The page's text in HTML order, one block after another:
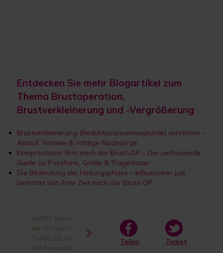
Entdecken Sie mehr Blogartikel zum
Thema Brustoperation,
Brustverkleinerung und -Vergrößerung
Brustverkleinerung (Reduktionsmammaplastik) verstehen –
Ablauf, Vorteile & richtige Nachsorge
Kompressions-BHs nach der Brust-OP - Der umfassende
Guide zu Passform, Größe & Tragedauer
Die Bedeutung der Heilungsphase – Influencerin Jule
berichtet von ihrer Zeit nach der Brust-OP
Gefällt Ihnen
die Antwort?
Teilen Sie sie
mit Freunden.
Teilen Tweet